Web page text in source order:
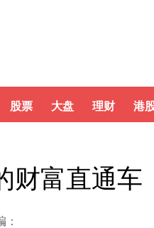
股票 大盘 理财 港
财富直通车
：